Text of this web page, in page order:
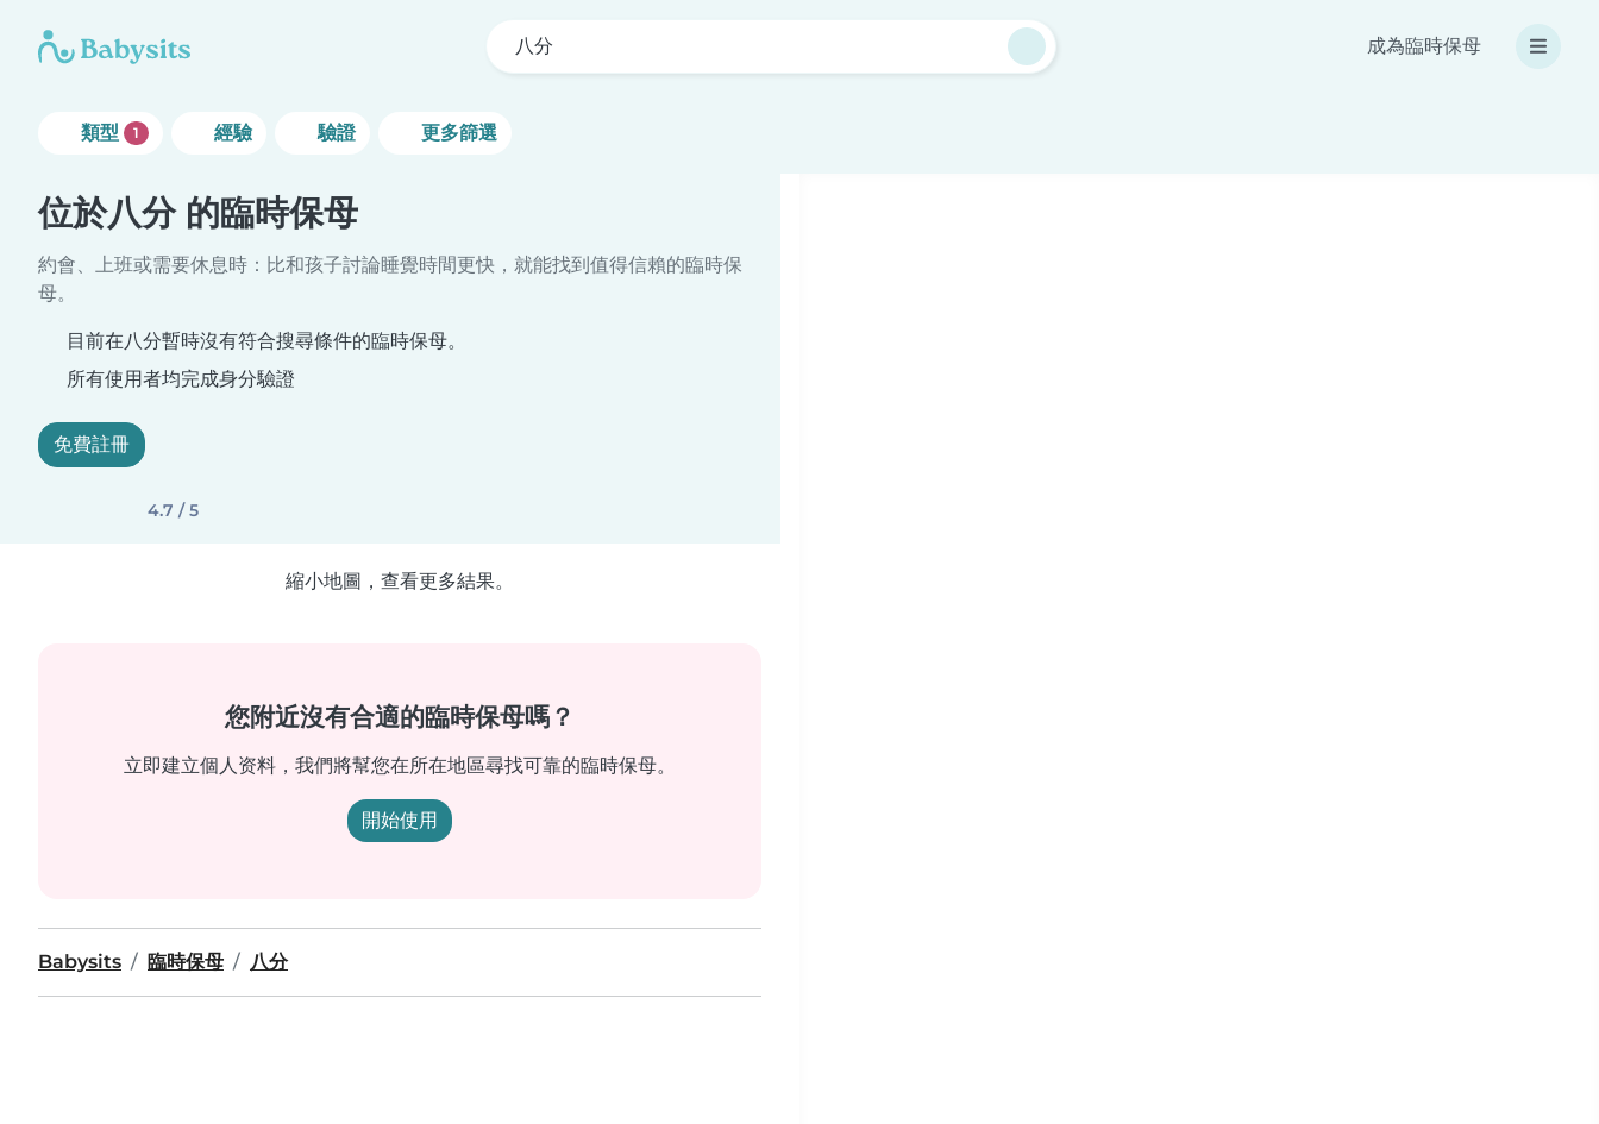
八分 成為臨時保母
類型 1 經驗 驗證 更多篩選
位於八分 的臨時保母
約會、上班或需要休息時：比和孩子討論睡覺時間更快，就能找到值得信賴的臨時保
母。
目前在八分暫時沒有符合搜尋條件的臨時保母。
所有使用者均完成身分驗證
免費註冊
4.7 / 5
縮小地圖，查看更多結果。
您附近沒有合適的臨時保母嗎？
立即建立個人资料，我們將幫您在所在地區尋找可靠的臨時保母。
開始使用
Babysits 臨時保母 八分